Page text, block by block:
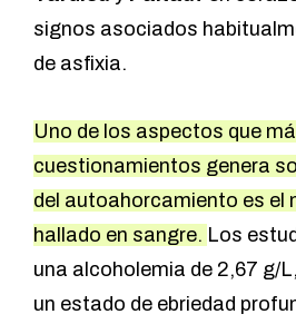
signos asociados
de asfixia.
Uno de los aspectos que
cuestionamientos genera
del autoahorcamiento es el
hallado en sangre. Los
una alcoholemia de 2,67 g/
un estado de ebriedad